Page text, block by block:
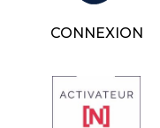
CONNEXION